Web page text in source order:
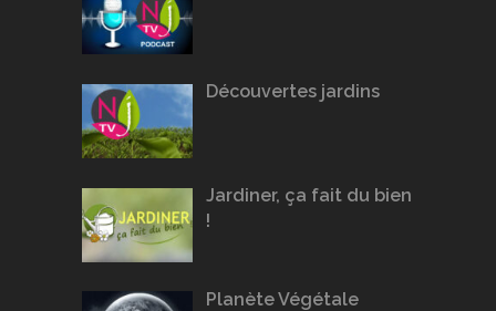
Découvertes jardins
Jardiner, ça fait du bien
!
Planète Végétale